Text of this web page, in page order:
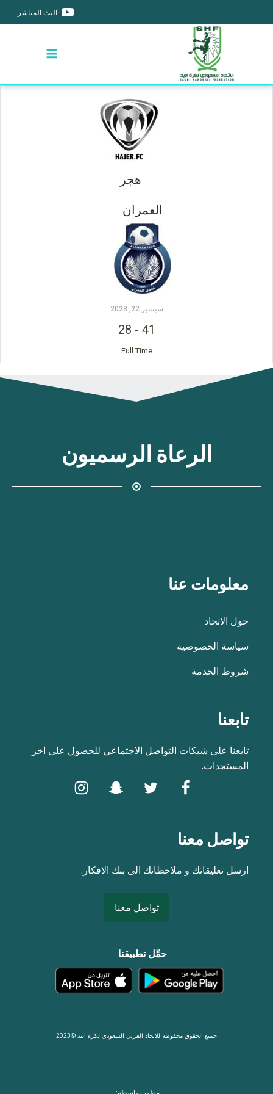
البث المباشر
هجر
العمران
سبتمبر 22, 2023
41
-
28
Full Time
الرعاة الرسميون
معلومات عنا
حول الاتحاد
سياسة الخصوصية
شروط الخدمة
تابعنا
تابعنا على شبكات التواصل الاجتماعي للحصول على اخر
المستجدات.
تواصل معنا
ارسل تعليقاتك و ملاحظاتك الى بنك الافكار.
تواصل معنا
حمِّل تطبيقنا
جميع الحقوق محفوظة للاتحاد العربي السعودي لكرة اليد ©2023